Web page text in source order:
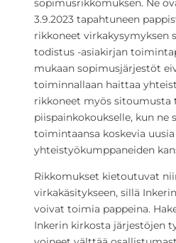
sopimusrikkomuksen. Ne
3.9.2023 tapahtuneen
rikkoneet virkakysymyksen
todistus -asiakirjan
mukaan sopimusjärjestöt
toiminnallaan haittaa
rikkoneet myös sitoumusta
piispainkokoukselle, kun ne
toimintaansa koskevia
yhteistyökumppaneiden
Rikkomukset kietoutuvat
virkakäsitykseen, sillä
voivat toimia pappeina.
Inkerin kirkosta järjestöjen